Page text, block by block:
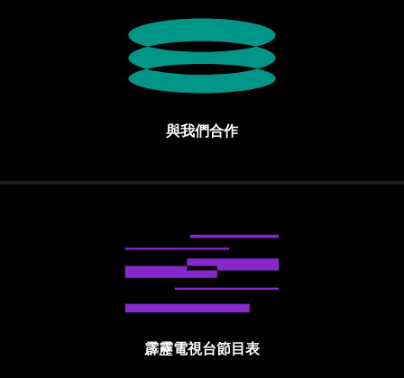
與我們合作
霹靂電視台節目表